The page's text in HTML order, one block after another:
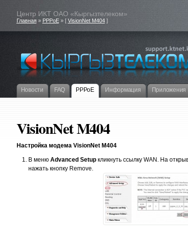
Центр ИКТ ОАО «Кыргызтелеком»
Главная» PPPoE» [ VisionNet M404]
Новости FAQ PPPoE Информация Приложения
VisionNet M404
Настройка модема VisionNet M404
В меню Advanced Setupкликнуть ссылку WAN. На
нажать кнопку Remove.